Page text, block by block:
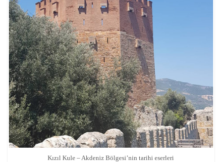
Kızıl Kule – Akdeniz Bölgesi’nin tarihi eserleri